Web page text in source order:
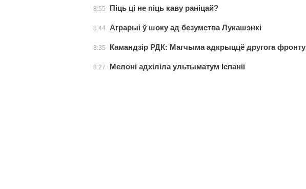
8:55 Піць ці не піць каву раніцай?
8:44 Аграрыі ў шоку ад безумства Лукашэнкі
8:35 Камандзір РДК: Магчыма адкрыццё другога фронту
8:27 Мелоні адхіліла ультыматум Іспаніі